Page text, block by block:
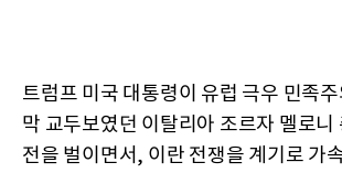
트럼프 미국 대통령이 유럽 극우 민족주
막 교두보였던 이탈리아 조르자 멜로니
전을 벌이면서, 이란 전쟁을 계기로 가